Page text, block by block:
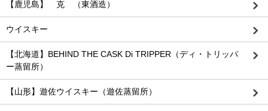
【鹿児島】 克 （東酒造）
ウイスキー
【北海道】BEHIND THE CASK Di TRIPPER（ディ・トリッパ
ー蒸留所）
【山形】遊佐ウイスキー（遊佐蒸留所）